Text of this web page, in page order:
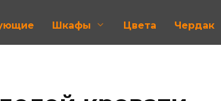
Шкафы Цвета Чердак